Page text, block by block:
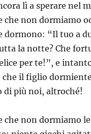
lì a sperare nel
che non dormiamo
dormono: “Il tuo a
la notte? Che
per te!”, e
che il figlio
di più noi, altroché!
che non dormiamo